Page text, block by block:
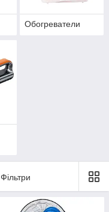
Обогреватели
Фільтри